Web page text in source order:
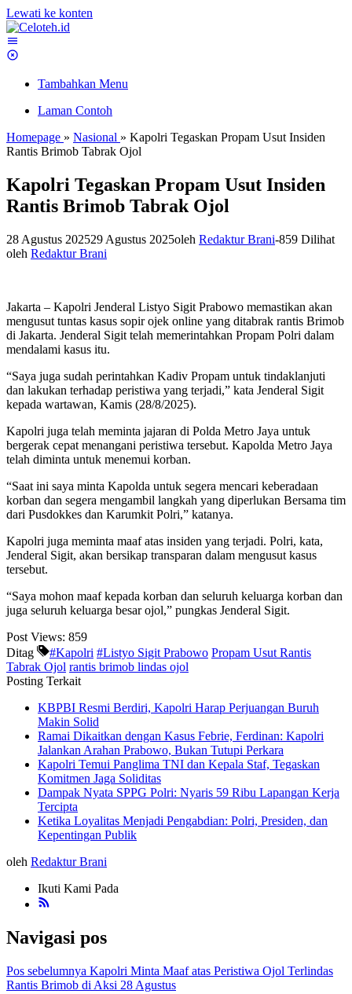
Lewati ke konten
Tambahkan Menu
Laman Contoh
Homepage » Nasional » Kapolri Tegaskan Propam Usut Insiden
Rantis Brimob Tabrak Ojol
Kapolri Tegaskan Propam Usut Insiden
Rantis Brimob Tabrak Ojol
28 Agustus 202529 Agustus 2025oleh Redaktur Brani-859 Dilihat
oleh Redaktur Brani
Jakarta – Kapolri Jenderal Listyo Sigit Prabowo memastikan akan
mengusut tuntas kasus sopir ojek online yang ditabrak rantis Brimob
di Jakarta. Jenderal Sigit telah memerintahkan Propam Polri dalam
mendalami kasus itu.
“Saya juga sudah perintahkan Kadiv Propam untuk tindaklanjuti
dan lakukan terhadap peristiwa yang terjadi,” kata Jenderal Sigit
kepada wartawan, Kamis (28/8/2025).
Kapolri juga telah meminta jajaran di Polda Metro Jaya untuk
bergerak cepat menangani peristiwa tersebut. Kapolda Metro Jaya
telah diminta untuk menemui korban.
“Saat ini saya minta Kapolda untuk segera mencari keberadaan
korban dan segera mengambil langkah yang diperlukan Bersama tim
dari Pusdokkes dan Karumkit Polri,” katanya.
Kapolri juga meminta maaf atas insiden yang terjadi. Polri, kata,
Jenderal Sigit, akan bersikap transparan dalam mengusut kasus
tersebut.
“Saya mohon maaf kepada korban dan seluruh keluarga korban dan
juga seluruh keluarga besar ojol,” pungkas Jenderal Sigit.
Post Views: 859
Ditag
#Kapolri #Listyo Sigit Prabowo Propam Usut Rantis
Tabrak Ojol rantis brimob lindas ojol
Posting Terkait
KBPBI Resmi Berdiri, Kapolri Harap Perjuangan Buruh
Makin Solid
Ramai Dikaitkan dengan Kasus Febrie, Ferdinan: Kapolri
Jalankan Arahan Prabowo, Bukan Tutupi Perkara
Kapolri Temui Panglima TNI dan Kepala Staf, Tegaskan
Komitmen Jaga Soliditas
Dampak Nyata SPPG Polri: Nyaris 59 Ribu Lapangan Kerja
Tercipta
Ketika Loyalitas Menjadi Pengabdian: Polri, Presiden, dan
Kepentingan Publik
oleh Redaktur Brani
Ikuti Kami Pada
Navigasi pos
Pos sebelumnya Kapolri Minta Maaf atas Peristiwa Ojol Terlindas
Rantis Brimob di Aksi 28 Agustus